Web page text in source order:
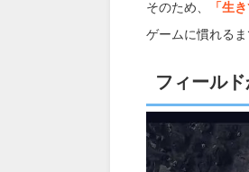
そのため、 「生
ゲームに慣れる
フィール